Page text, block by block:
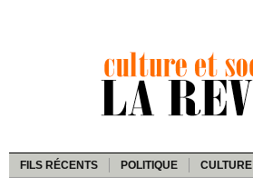
FILS RÉCENTS POLITIQUE CULTURE